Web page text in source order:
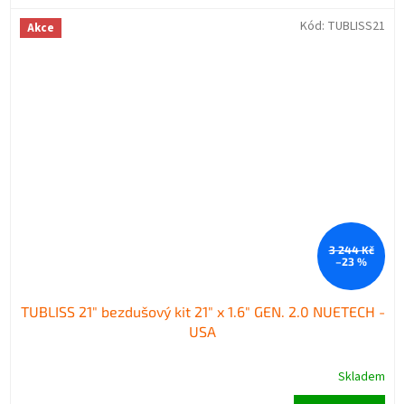
Akce
3 244 Kč
–23 %
TUBLISS 21" bezdušový kit 21" x 1.6" GEN. 2.0 NUETECH -
USA
Skladem
Kód: TUBLISS21